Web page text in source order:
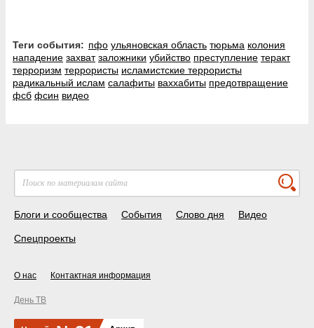
Теги события: пфо ульяновская область тюрьма колония
нападение захват заложники убийство преступление теракт
терроризм террористы исламистские террористы
радикальный ислам салафиты ваххабиты предотвращение
фсб фсин видео
Блоги и сообщества События Слово дня Видео
Спецпроекты
О нас Контактная информация
День ТВ